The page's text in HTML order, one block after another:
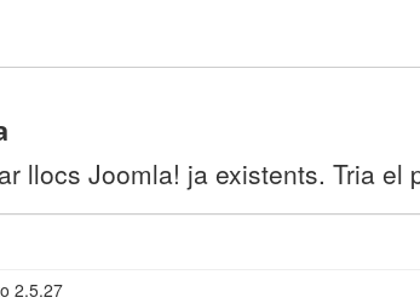
llocs Joomla! ja existents. Tria el
2.5.27